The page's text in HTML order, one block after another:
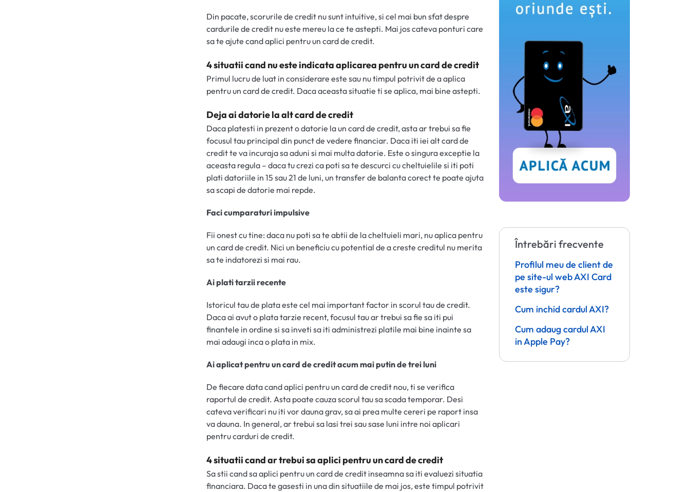
Din pacate, scorurile de credit nu sunt intuitive, si cel mai bun sfat despre
cardurile de credit nu este mereu la ce te astepti. Mai jos cateva ponturi care
sa te ajute cand aplici pentru un card de credit.
4 situatii cand nu este indicata aplicarea pentru un card de credit
Primul lucru de luat in considerare este sau nu timpul potrivit de a aplica
pentru un card de credit. Daca aceasta situatie ti se aplica, mai bine astepti.
Deja ai datorie la alt card de credit
Daca platesti in prezent o datorie la un card de credit, asta ar trebui sa fie
focusul tau principal din punct de vedere financiar. Daca iti iei alt card de
credit te va incuraja sa aduni si mai multa datorie. Este o singura exceptie la
aceasta regula – daca tu crezi ca poti sa te descurci cu cheltuielile si iti poti
plati datoriile in 15 sau 21 de luni, un transfer de balanta corect te poate ajuta
sa scapi de datorie mai repde.
Faci cumparaturi impulsive
Fii onest cu tine: daca nu poti sa te abtii de la cheltuieli mari, nu aplica pentru
un card de credit. Nici un beneficiu cu potential de a creste creditul nu merita
sa te indatorezi si mai rau.
Ai plati tarzii recente
Istoricul tau de plata este cel mai important factor in scorul tau de credit.
Daca ai avut o plata tarzie recent, focusul tau ar trebui sa fie sa iti pui
finantele in ordine si sa inveti sa iti administrezi platile mai bine inainte sa
mai adaugi inca o plata in mix.
Ai aplicat pentru un card de credit acum mai putin de trei luni
De fiecare data cand aplici pentru un card de credit nou, ti se verifica
raportul de credit. Asta poate cauza scorul tau sa scada temporar. Desi
cateva verificari nu iti vor dauna grav, sa ai prea multe cereri pe raport insa
va dauna. In general, ar trebui sa lasi trei sau sase luni intre noi aplicari
pentru carduri de credit.
4 situatii cand ar trebui sa aplici pentru un card de credit
Sa stii cand sa aplici pentru un card de credit inseamna sa iti evaluezi situatia
financiara. Daca te gasesti in una din situatiile de mai jos, este timpul potrivit
Întrebări frecvente
Profilul meu de client de
pe site-ul web AXI Card
este sigur?
Cum inchid cardul AXI?
Cum adaug cardul AXI
in Apple Pay?